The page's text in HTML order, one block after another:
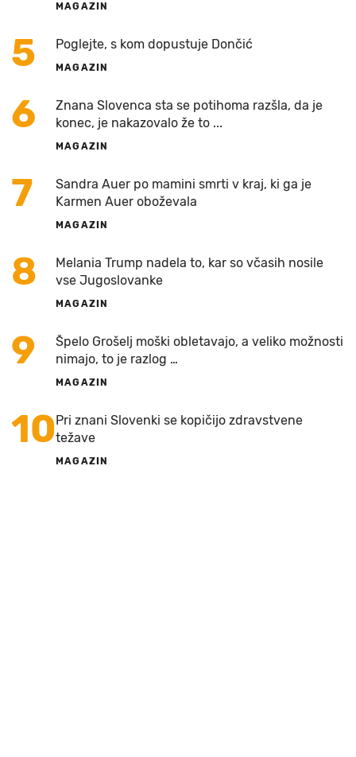
MAGAZIN
5 Poglejte, s kom dopustuje Dončić
MAGAZIN
6
Znana Slovenca sta se potihoma razšla, da je
konec, je nakazovalo že to ...
MAGAZIN
7
Sandra Auer po mamini smrti v kraj, ki ga je
Karmen Auer oboževala
MAGAZIN
8
Melania Trump nadela to, kar so včasih nosile
vse Jugoslovanke
MAGAZIN
9
Špelo Grošelj moški obletavajo, a veliko možnosti
nimajo, to je razlog …
MAGAZIN
10Pri znani Slovenki se kopičijo zdravstvene
težave
MAGAZIN